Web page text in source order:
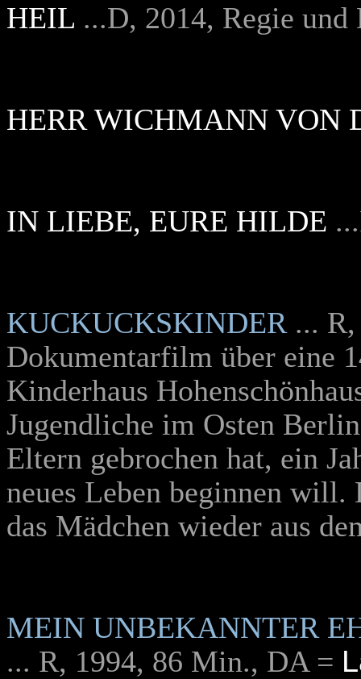
HEIL ...D, 2014, Regie
HERR WICHMANN VON
IN LIEBE, EURE HILDE
KUCKUCKSKINDER ...
Dokumentarfilm über eine
Kinderhaus
Jugendliche im Osten
Eltern gebrochen hat, ein
neues Leben beginnen
das Mädchen wieder aus
MEIN UNBEKANNTER
... R, 1994, 86 Min., DA =